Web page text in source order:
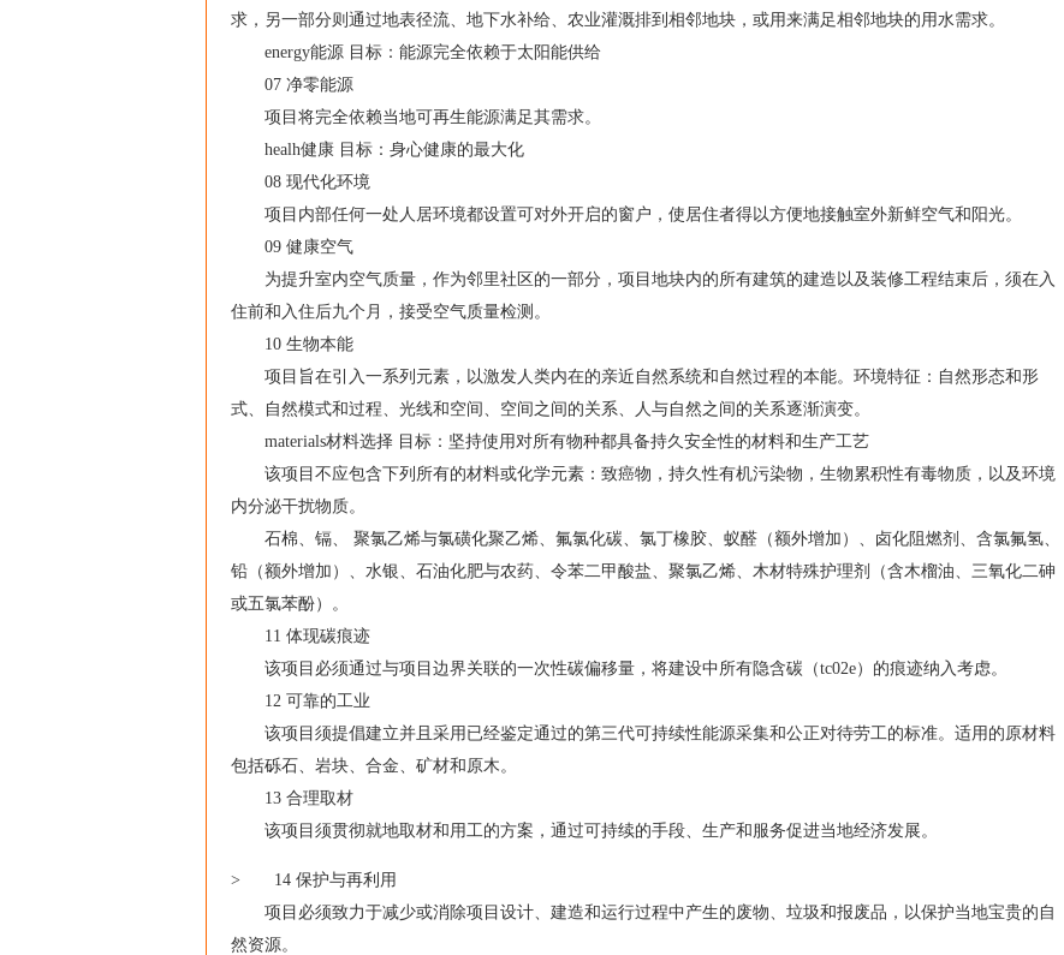
求，另一部分则通过地表径流、地下水补给、农业灌溉排到相邻地块，或用来满足相邻地块的用水需求。
energy能源 目标：能源完全依赖于太阳能供给
07 净零能源
项目将完全依赖当地可再生能源满足其需求。
healh健康 目标：身心健康的最大化
08 现代化环境
项目内部任何一处人居环境都设置可对外开启的窗户，使居住者得以方便地接触室外新鲜空气和阳光。
09 健康空气
为提升室内空气质量，作为邻里社区的一部分，项目地块内的所有建筑的建造以及装修工程结束后，须在入
住前和入住后九个月，接受空气质量检测。
10 生物本能
项目旨在引入一系列元素，以激发人类内在的亲近自然系统和自然过程的本能。环境特征：自然形态和形
式、自然模式和过程、光线和空间、空间之间的关系、人与自然之间的关系逐渐演变。
materials材料选择 目标：坚持使用对所有物种都具备持久安全性的材料和生产工艺
该项目不应包含下列所有的材料或化学元素：致癌物，持久性有机污染物，生物累积性有毒物质，以及环境
内分泌干扰物质。
石棉、镉、 聚氯乙烯与氯磺化聚乙烯、氟氯化碳、氯丁橡胶、蚁醛（额外增加）、卤化阻燃剂、含氯氟氢、
铅（额外增加）、水银、石油化肥与农药、令苯二甲酸盐、聚氯乙烯、木材特殊护理剂（含木榴油、三氧化二砷
或五氯苯酚）。
11 体现碳痕迹
该项目必须通过与项目边界关联的一次性碳偏移量，将建设中所有隐含碳（tc02e）的痕迹纳入考虑。
12 可靠的工业
该项目须提倡建立并且采用已经鉴定通过的第三代可持续性能源采集和公正对待劳工的标准。适用的原材料
包括砾石、岩块、合金、矿材和原木。
13 合理取材
该项目须贯彻就地取材和用工的方案，通过可持续的手段、生产和服务促进当地经济发展。
> 14 保护与再利用
项目必须致力于减少或消除项目设计、建造和运行过程中产生的废物、垃圾和报废品，以保护当地宝贵的自
然资源。